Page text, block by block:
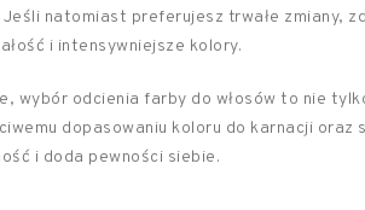
Jeśli natomiast preferujesz trwałe zmiany,
i intensywniejsze kolory.
wybór odcienia farby do włosów to nie
dopasowaniu koloru do karnacji
i doda pewności siebie.